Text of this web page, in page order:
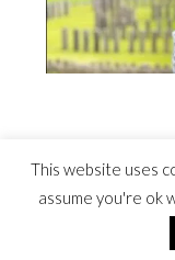
This website uses
assume you're ok